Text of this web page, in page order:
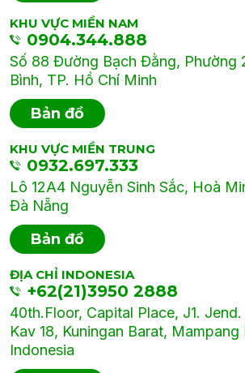
KHU VỰC MIỀN NAM
0904.344.888
Số 88 Đường Bạch Đằng, Phường
Bình, TP. Hồ Chí Minh
Bản đồ
KHU VỰC MIỀN TRUNG
0932.697.333
Lô 12A4 Nguyễn Sinh Sắc, Hoà
Đà Nẵng
Bản đồ
ĐỊA CHỈ INDONESIA
+62(21)3950 2888
40th.Floor, Capital Place, J1.
Kav 18, Kuningan Barat, Mampang
Indonesia